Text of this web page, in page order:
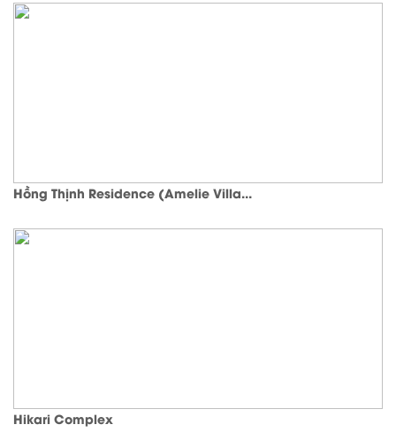
Hồng Thịnh Residence (Amelie Villa...
Hikari Complex